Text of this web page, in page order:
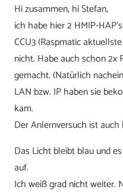
Hi zusammen, hi Stefan,
ich habe hier 2 HMIP-
CCU3 (Raspmatic
nicht. Habe auch schon 2x
gemacht. (Natürlich
LAN bzw. IP haben sie
kam.
Der Anlernversuch ist
Das Licht bleibt blau und
auf.
Ich weiß grad nicht weiter.